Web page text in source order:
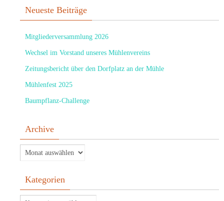
Neueste Beiträge
Mitgliederversammlung 2026
Wechsel im Vorstand unseres Mühlenvereins
Zeitungsbericht über den Dorfplatz an der Mühle
Mühlenfest 2025
Baumpflanz-Challenge
Archive
Kategorien